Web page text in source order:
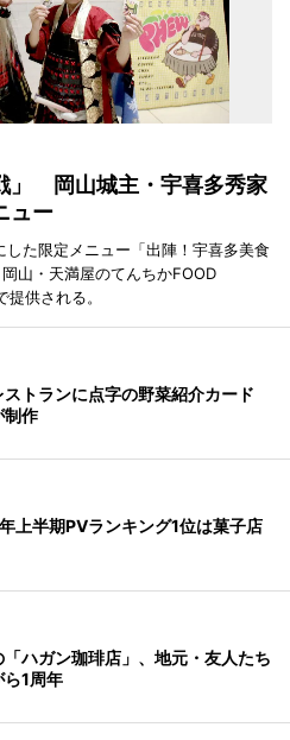
」 岡山城主・宇喜多秀家
ュー
た限定メニュー「出陣！宇喜多美食
山・天満屋のてんちかFOOD
供される。
ストランに点字の野菜紹介カード
制作
上半期PVランキング1位は菓子店
ハガン珈琲店」、地元・友人たち
1周年